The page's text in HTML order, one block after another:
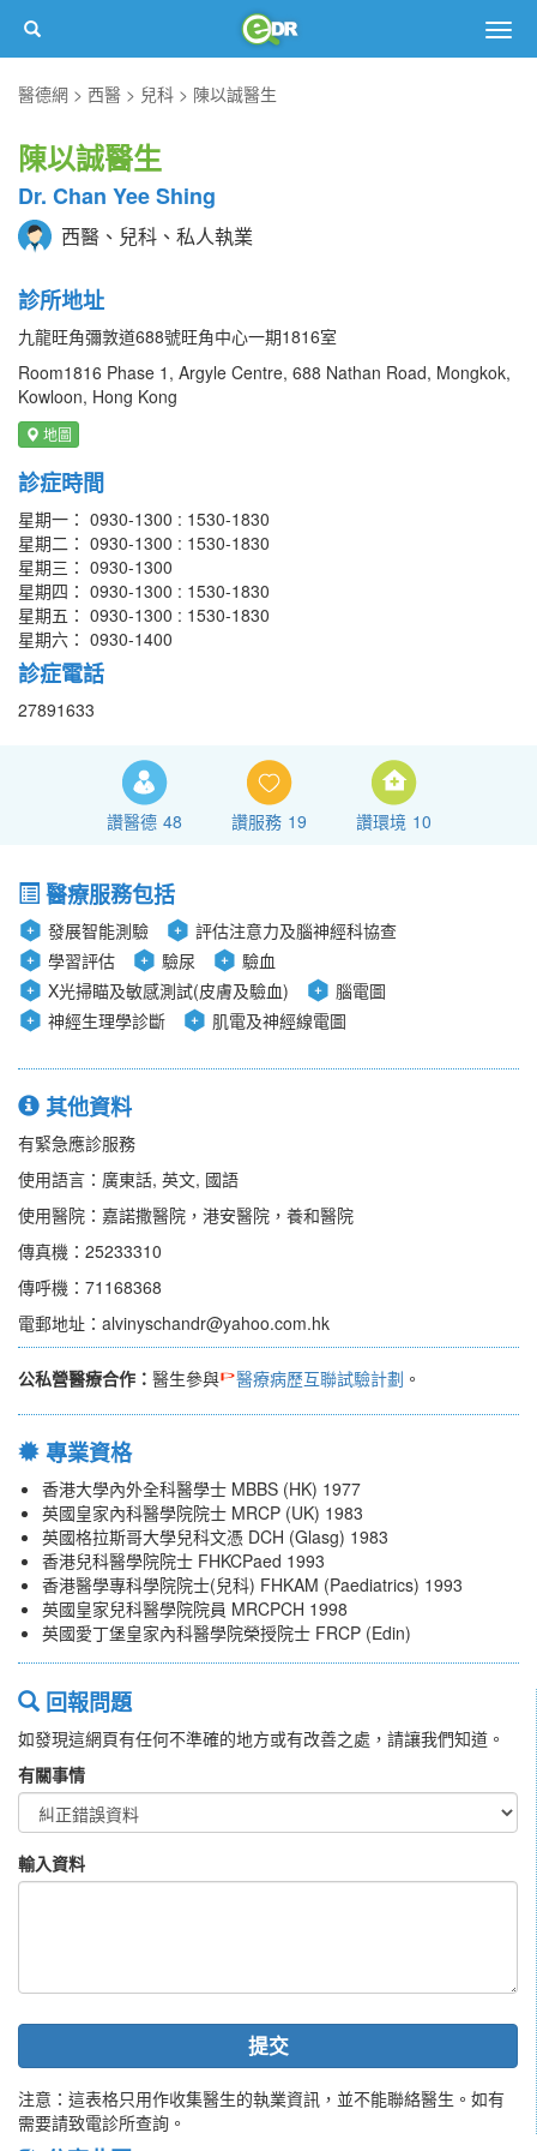
醫德網
西醫 兒科 陳以誠醫生
陳以誠醫生
Dr. Chan Yee Shing
西醫、兒科、私人執業
診所地址
九龍旺角彌敦道688號旺角中心一期1816室
Room1816 Phase 1, Argyle Centre, 688 Nathan Road, Mongkok,
Kowloon, Hong Kong
地圖
診症時間
星期一： 0930-1300 : 1530-1830
星期二： 0930-1300 : 1530-1830
星期三： 0930-1300
星期四： 0930-1300 : 1530-1830
星期五： 0930-1300 : 1530-1830
星期六： 0930-1400
診症電話
27891633
讚醫德 48 讚服務 19 讚環境 10
醫療服務包括
發展智能測驗
評估注意力及腦神經科協查
學習評估
驗尿
驗血
X光掃瞄及敏感測試(皮膚及驗血)
腦電圖
神經生理學診斷
肌電及神經線電圖
其他資料
有緊急應診服務
使用語言：廣東話, 英文, 國語
使用醫院：嘉諾撒醫院，港安醫院，養和醫院
傳真機：25233310
傳呼機：71168368
電郵地址：alvinyschandr@yahoo.com.hk
公私營醫療合作： 醫生參與 醫療病歷互聯試驗計劃 。
專業資格
香港大學內外全科醫學士 MBBS (HK) 1977
英國皇家內科醫學院院士 MRCP (UK) 1983
英國格拉斯哥大學兒科文憑 DCH (Glasg) 1983
香港兒科醫學院院士 FHKCPaed 1993
香港醫學專科學院院士(兒科) FHKAM (Paediatrics) 1993
英國皇家兒科醫學院院員 MRCPCH 1998
英國愛丁堡皇家內科醫學院榮授院士 FRCP (Edin)
回報問題
如發現這網頁有任何不準確的地方或有改善之處，請讓我們知道。
有關事情
輸入資料
提交
注意：這表格只用作收集醫生的執業資訊，並不能聯絡醫生。如有
需要請致電診所查詢。